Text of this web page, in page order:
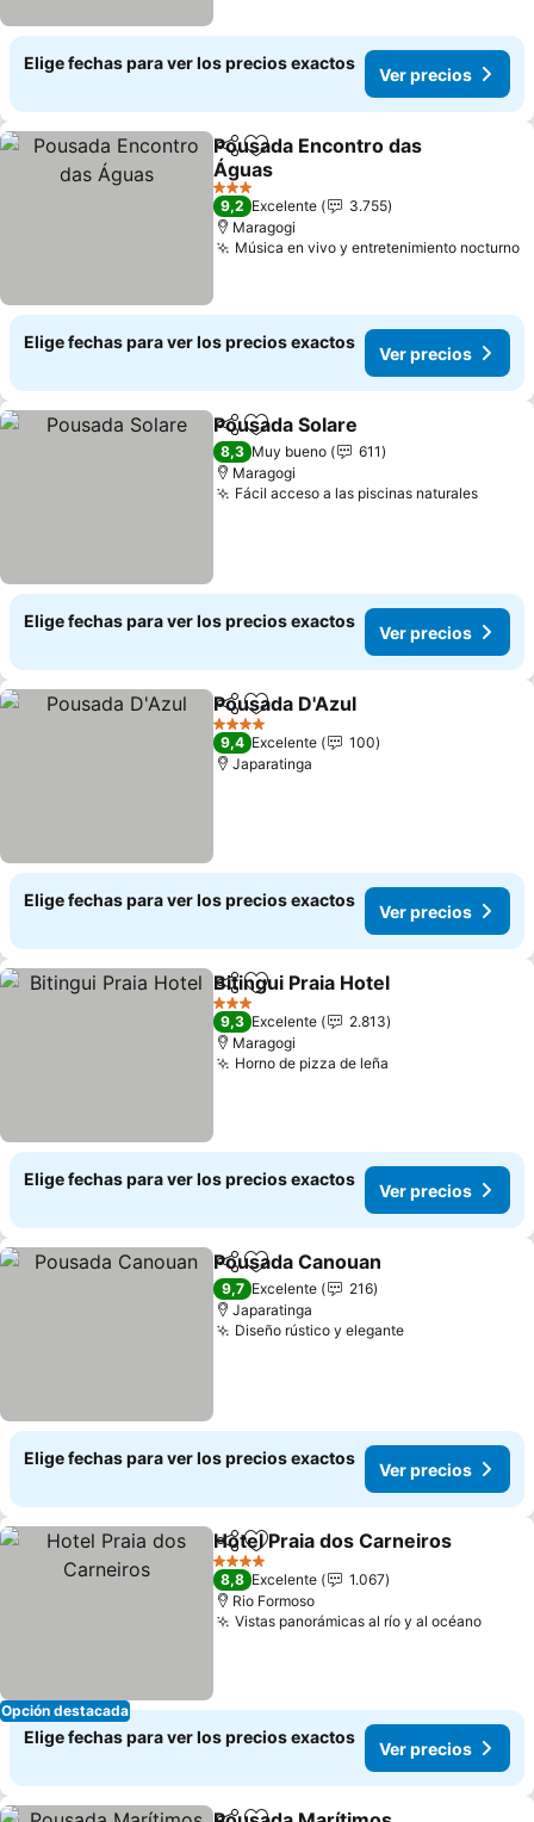
Elige fechas para ver los precios exactos
Ver precios
CompartirAgregar a favoritos
Pousada Encontro das
Águas
3 Estrellas
9,2 Excelente
3.755
Maragogi
Música en vivo y entretenimiento nocturno
Elige fechas para ver los precios exactos
Ver precios
CompartirAgregar a favoritos
Pousada Solare
8,3 Muy bueno
611
Maragogi
Fácil acceso a las piscinas naturales
Elige fechas para ver los precios exactos
Ver precios
CompartirAgregar a favoritos
Pousada D'Azul
4 Estrellas
9,4 Excelente
100
Japaratinga
Elige fechas para ver los precios exactos
Ver precios
CompartirAgregar a favoritos
Bitingui Praia Hotel
3 Estrellas
9,3 Excelente
2.813
Maragogi
Horno de pizza de leña
Elige fechas para ver los precios exactos
Ver precios
CompartirAgregar a favoritos
Pousada Canouan
9,7 Excelente
216
Japaratinga
Diseño rústico y elegante
Elige fechas para ver los precios exactos
Ver precios
Opción destacada
CompartirAgregar a favoritos
Hotel Praia dos Carneiros
4 Estrellas
8,8 Excelente
1.067
Rio Formoso
Vistas panorámicas al río y al océano
Elige fechas para ver los precios exactos
Ver precios